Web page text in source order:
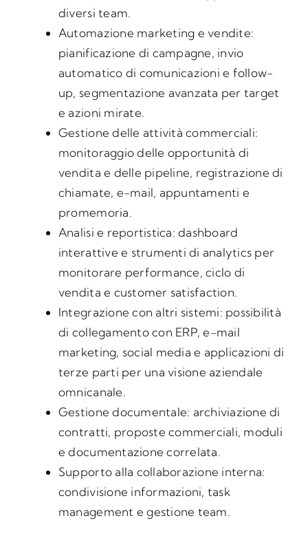
diversi team.
Automazione marketing e vendite:
pianificazione di campagne, invio
automatico di comunicazioni e follow-
up, segmentazione avanzata per target
e azioni mirate.
Gestione delle attività commerciali:
monitoraggio delle opportunità di
vendita e delle pipeline, registrazione di
chiamate, e-mail, appuntamenti e
promemoria.
Analisi e reportistica: dashboard
interattive e strumenti di analytics per
monitorare performance, ciclo di
vendita e customer satisfaction.
Integrazione con altri sistemi: possibilità
di collegamento con ERP, e-mail
marketing, social media e applicazioni di
terze parti per una visione aziendale
omnicanale.
Gestione documentale: archiviazione di
contratti, proposte commerciali, moduli
e documentazione correlata.
Supporto alla collaborazione interna:
condivisione informazioni, task
management e gestione team.